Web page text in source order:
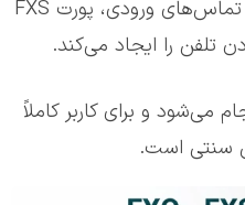
ارسال سیگنال زنگ: در تماس‌های ورودی، پورت FXS
تلفن را ایجاد می‌کند.
می‌شود و برای کاربر کاملاً
سنتی است.